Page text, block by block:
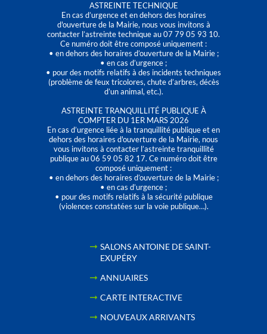
ASTREINTE TECHNIQUE
En cas d’urgence et en dehors des horaires
d'ouverture de la Mairie, nous vous invitons à
contacter l’astreinte technique au 07 79 05 93 10.
Ce numéro doit être composé uniquement :
• en dehors des horaires d’ouverture de la Mairie ;
• en cas d’urgence ;
• pour des motifs relatifs à des incidents techniques
(problème de feux tricolores, chute d’arbres, décès
d’un animal, etc.).
ASTREINTE TRANQUILLITÉ PUBLIQUE À
COMPTER DU 1ER MARS 2026
En cas d’urgence liée à la tranquillité publique et en
dehors des horaires d'ouverture de la Mairie, nous
vous invitons à contacter l’astreinte tranquillité
publique au 06 59 05 82 17. Ce numéro doit être
composé uniquement :
• en dehors des horaires d’ouverture de la Mairie ;
• en cas d’urgence ;
• pour des motifs relatifs à la sécurité publique
(violences constatées sur la voie publique…).
SALONS ANTOINE DE SAINT-
EXUPÉRY
ANNUAIRES
CARTE INTERACTIVE
NOUVEAUX ARRIVANTS